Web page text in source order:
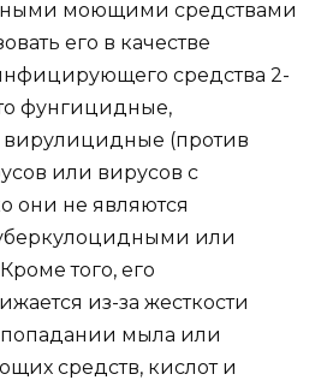
моющими средствами
его в качестве
средства 2-
фунгицидные,
(против
или вирусов с
они не являются
или
того, его
из-за жесткости
мыла или
средств, кислот и